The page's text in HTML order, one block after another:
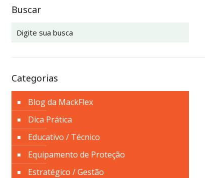
Buscar
Categorias
Blog da MackFlex
Dica Prática
Educativo / Técnico
Equipamento de Proteção
Estratégico / Gestão